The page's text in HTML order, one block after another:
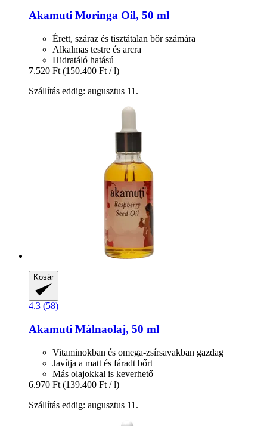
Akamuti Moringa Oil, 50 ml
Érett, száraz és tisztátalan bőr számára
Alkalmas testre és arcra
Hidratáló hatású
7.520 Ft (150.400 Ft / l)
Szállítás eddig: augusztus 11.
Kosár
4.3 (58)
Akamuti Málnaolaj, 50 ml
Vitaminokban és omega-zsírsavakban gazdag
Javítja a matt és fáradt bőrt
Más olajokkal is keverhető
6.970 Ft (139.400 Ft / l)
Szállítás eddig: augusztus 11.